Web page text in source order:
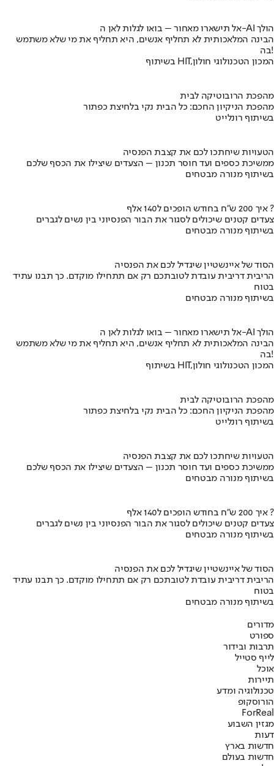
אל תישארו מאחור – בואו לגלות לאן ה-AI הולך
הבינה המלאכותית לא תחליף אנשים, היא תחליף את מי שלא משתמש
בה!
בשיתוף HIT,המכון הטכנולוגי חולון
מהפכת הרובוטיקה לבית
מהפכת הניקיון החכם: כל הבית נקי בלחיצת כפתור
בשיתוף רונלייט
הטעויות שיחתכו לכם את קצבת הפנסיה
ממשיכת כספים ועד חוסר תכנון – הצעדים שיצילו את הכסף שלכם
בשיתוף מנורה מבטחים
איך 200 ש"ח בחודש הופכים ל140 אלף ?
צעדים קטנים שיכולים לסגור את הבור הפנסיוני בין נשים לגברים
בשיתוף מנורה מבטחים
הסוד של איינשטיין שיגדיל לכם את הפנסיה
הריבית דריבית עובדת לטובתכם רק אם תתחילו מוקדם. כך תבנו עתיד
בטוח
בשיתוף מנורה מבטחים
אל תישארו מאחור – בואו לגלות לאן ה-AI הולך
הבינה המלאכותית לא תחליף אנשים, היא תחליף את מי שלא משתמש
בה!
בשיתוף HIT,המכון הטכנולוגי חולון
מהפכת הרובוטיקה לבית
מהפכת הניקיון החכם: כל הבית נקי בלחיצת כפתור
בשיתוף רונלייט
הטעויות שיחתכו לכם את קצבת הפנסיה
ממשיכת כספים ועד חוסר תכנון – הצעדים שיצילו את הכסף שלכם
בשיתוף מנורה מבטחים
איך 200 ש"ח בחודש הופכים ל140 אלף ?
צעדים קטנים שיכולים לסגור את הבור הפנסיוני בין נשים לגברים
בשיתוף מנורה מבטחים
הסוד של איינשטיין שיגדיל לכם את הפנסיה
הריבית דריבית עובדת לטובתכם רק אם תתחילו מוקדם. כך תבנו עתיד
בטוח
בשיתוף מנורה מבטחים
מדורים
ספורט
תרבות ובידור
לייף סטייל
אוכל
תיירות
טכנולוגיה ומדע
הורוסקופ
ForReal
מגזין השבוע
דעות
חדשות בארץ
חדשות בעולם